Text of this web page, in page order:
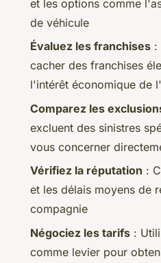
et les options comme
de véhicule
Évaluez les franchises :
cacher des franchises
l'intérêt économique de
Comparez les
excluent des sinistres
vous concerner
Vérifiez la réputation :
et les délais moyens de
compagnie
Négociez les tarifs :
comme levier pour